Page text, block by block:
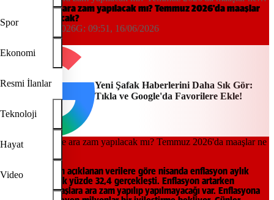
Spor
Ekonomi
Resmi İlanlar
Teknoloji
Hayat
Video
kadar artacak?
Asgari ücrete ara zam yapılacak mı? Temmuz 2026'da maaşlar
ne kadar artacak?
09:51, 16/06/2026G: 09:51, 16/06/2026
Yeni Şafak Haberlerini Daha Sık Gör:
Tıkla ve Google'da Favorilere Ekle!
TÜİK tarafından açıklanan verilere göre nisanda enflasyon aylık
yüzde 4,2, yıllık yüzde 32,4 gerçekleşti. Enflasyon artarken
gündemde maaşlara ara zam yapılıp yapılmayacağı var. Enflasyona